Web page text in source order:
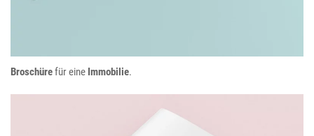
Broschürefür eine Immobilie.